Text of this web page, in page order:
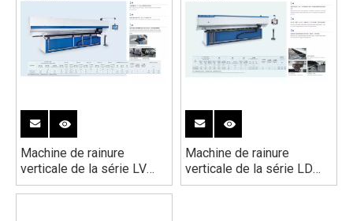
Machine de rainure
verticale de la série LV
CNC
Machine de rainure
verticale de la série LD
CNC